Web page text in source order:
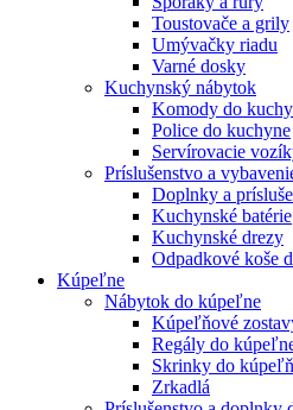
Toustovače a grily
Umývačky riadu
Varné dosky
Kuchynský nábytok
Komody do
Police do kuchyne
Servírovacie
Príslušenstvo a
Doplnky a
Kuchynské batérie
Kuchynské drezy
Odpadkové koše
Kúpeľne
Nábytok do kúpeľne
Kúpeľňové
Regály do
Skrinky do
Zrkadlá